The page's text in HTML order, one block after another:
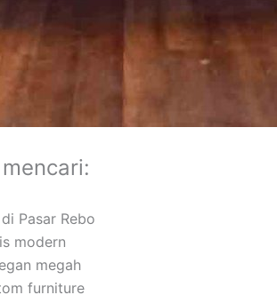
Pasar Rebo
modern
megah
furniture